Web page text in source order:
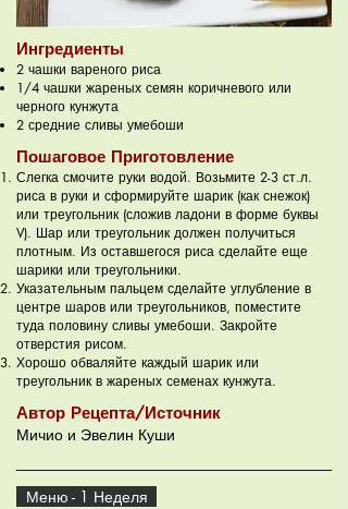
Ингредиенты
2 чашки вареного риса
1/4 чашки жареных семян коричневого или
черного кунжута
2 средние сливы умебоши
Пошаговое Приготовление
Слегка смочите руки водой. Возьмите 2-3 ст.л.
риса в руки и сформируйте шарик (как снежок)
или треугольник (сложив ладони в форме буквы
V). Шар или треугольник должен получиться
плотным. Из оставшегося риса сделайте еще
шарики или треугольники.
Указательным пальцем сделайте углубление в
центре шаров или треугольников, поместите
туда половину сливы умебоши. Закройте
отверстия рисом.
Хорошо обваляйте каждый шарик или
треугольник в жареных семенах кунжута.
Автор Рецепта/Источник
Мичио и Эвелин Куши
Меню - 1 Неделя